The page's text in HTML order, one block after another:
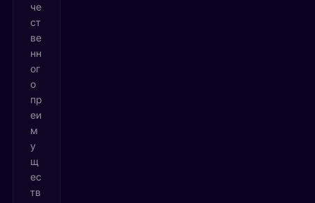
че
ст
ве
нн
ог
о
пр
еи
м
у
щ
ес
тв